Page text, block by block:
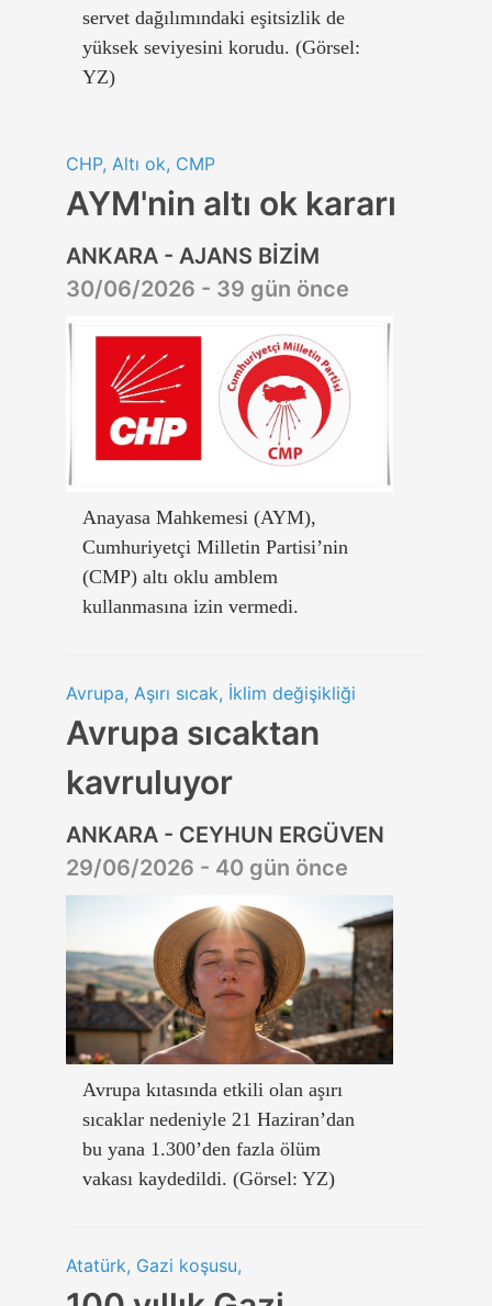
servet dağılımındaki eşitsizlik de
yüksek seviyesini korudu. (Görsel:
YZ)
CHP, Altı ok, CMP
AYM'nin altı ok kararı
ANKARA - AJANS BİZİM
30/06/2026 - 39 gün önce
Anayasa Mahkemesi (AYM),
Cumhuriyetçi Milletin Partisi’nin
(CMP) altı oklu amblem
kullanmasına izin vermedi.
Avrupa, Aşırı sıcak, İklim değişikliği
Avrupa sıcaktan
kavruluyor
ANKARA - CEYHUN ERGÜVEN
29/06/2026 - 40 gün önce
Avrupa kıtasında etkili olan aşırı
sıcaklar nedeniyle 21 Haziran’dan
bu yana 1.300’den fazla ölüm
vakası kaydedildi. (Görsel: YZ)
Atatürk, Gazi koşusu,